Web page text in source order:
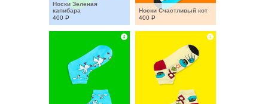
Носки Зеленая
капибара
400 Р
Носки Счастливый кот
400 Р